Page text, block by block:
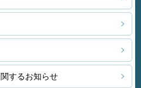
するお知らせ